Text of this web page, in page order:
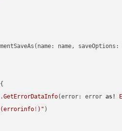
name,
{
.GetErrorDataInfo(error: error as!
! ) " )